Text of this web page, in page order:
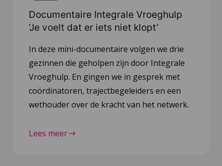
Documentaire Integrale Vroeghulp
‘Je voelt dat er iets niet klopt’
In deze mini-documentaire volgen we drie
gezinnen die geholpen zijn door Integrale
Vroeghulp. En gingen we in gesprek met
coördinatoren, trajectbegeleiders en een
wethouder over de kracht van het netwerk.
Lees meer